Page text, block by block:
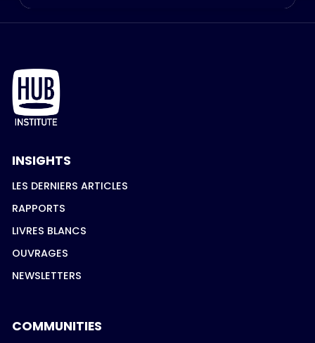
INSIGHTS
LES DERNIERS ARTICLES
RAPPORTS
LIVRES BLANCS
OUVRAGES
NEWSLETTERS
COMMUNITIES